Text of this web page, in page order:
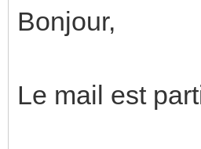
Bonjour,
Le mail est